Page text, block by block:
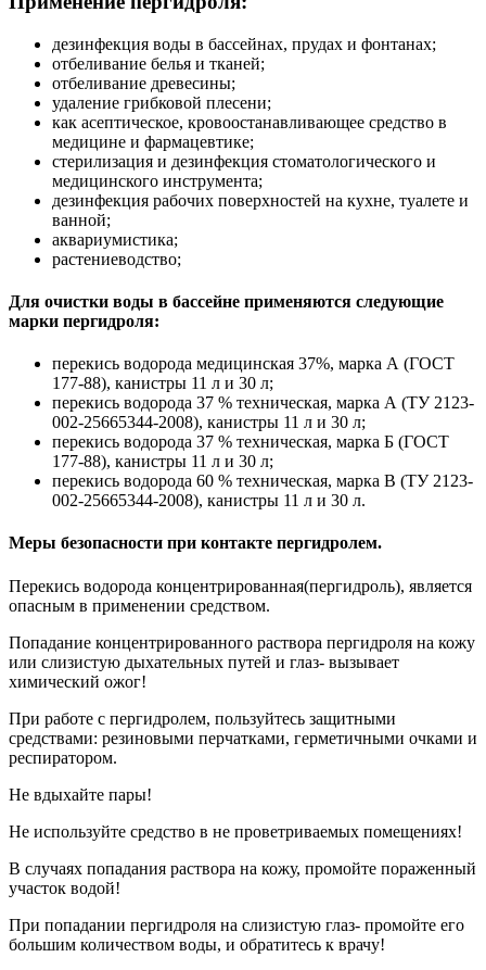
дезинфекция воды в бассейнах, прудах и фонтанах;
отбеливание белья и тканей;
отбеливание древесины;
удаление грибковой плесени;
как асептическое, кровоостанавливающее средство в
медицине и фармацевтике;
стерилизация и дезинфекция стоматологического и
медицинского инструмента;
дезинфекция рабочих поверхностей на кухне, туалете и
ванной;
аквариумистика;
растениеводство;
Для очистки воды в бассейне применяются следующие
марки пергидроля:
перекись водорода медицинская 37%, марка А (ГОСТ
177-88), канистры 11 л и 30 л;
перекись водорода 37 % техническая, марка А (ТУ 2123-
002-25665344-2008), канистры 11 л и 30 л;
перекись водорода 37 % техническая, марка Б (ГОСТ
177-88), канистры 11 л и 30 л;
перекись водорода 60 % техническая, марка В (ТУ 2123-
002-25665344-2008), канистры 11 л и 30 л.
Меры безопасности при контакте пергидролем.
Перекись водорода концентрированная(пергидроль), является
опасным в применении средством.
Попадание концентрированного раствора пергидроля на кожу
или слизистую дыхательных путей и глаз- вызывает
химический ожог!
При работе с пергидролем, пользуйтесь защитными
средствами: резиновыми перчатками, герметичными очками и
респиратором.
Не вдыхайте пары!
Не используйте средство в не проветриваемых помещениях!
В случаях попадания раствора на кожу, промойте пораженный
участок водой!
При попадании пергидроля на слизистую глаз- промойте его
большим количеством воды, и обратитесь к врачу!